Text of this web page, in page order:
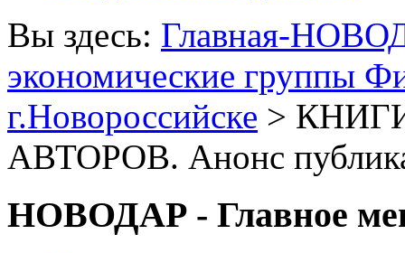
Вы здесь: Главная-
экономические группы
г.Новороссийске >
АВТОРОВ. Анонс
НОВОДАР - Главное